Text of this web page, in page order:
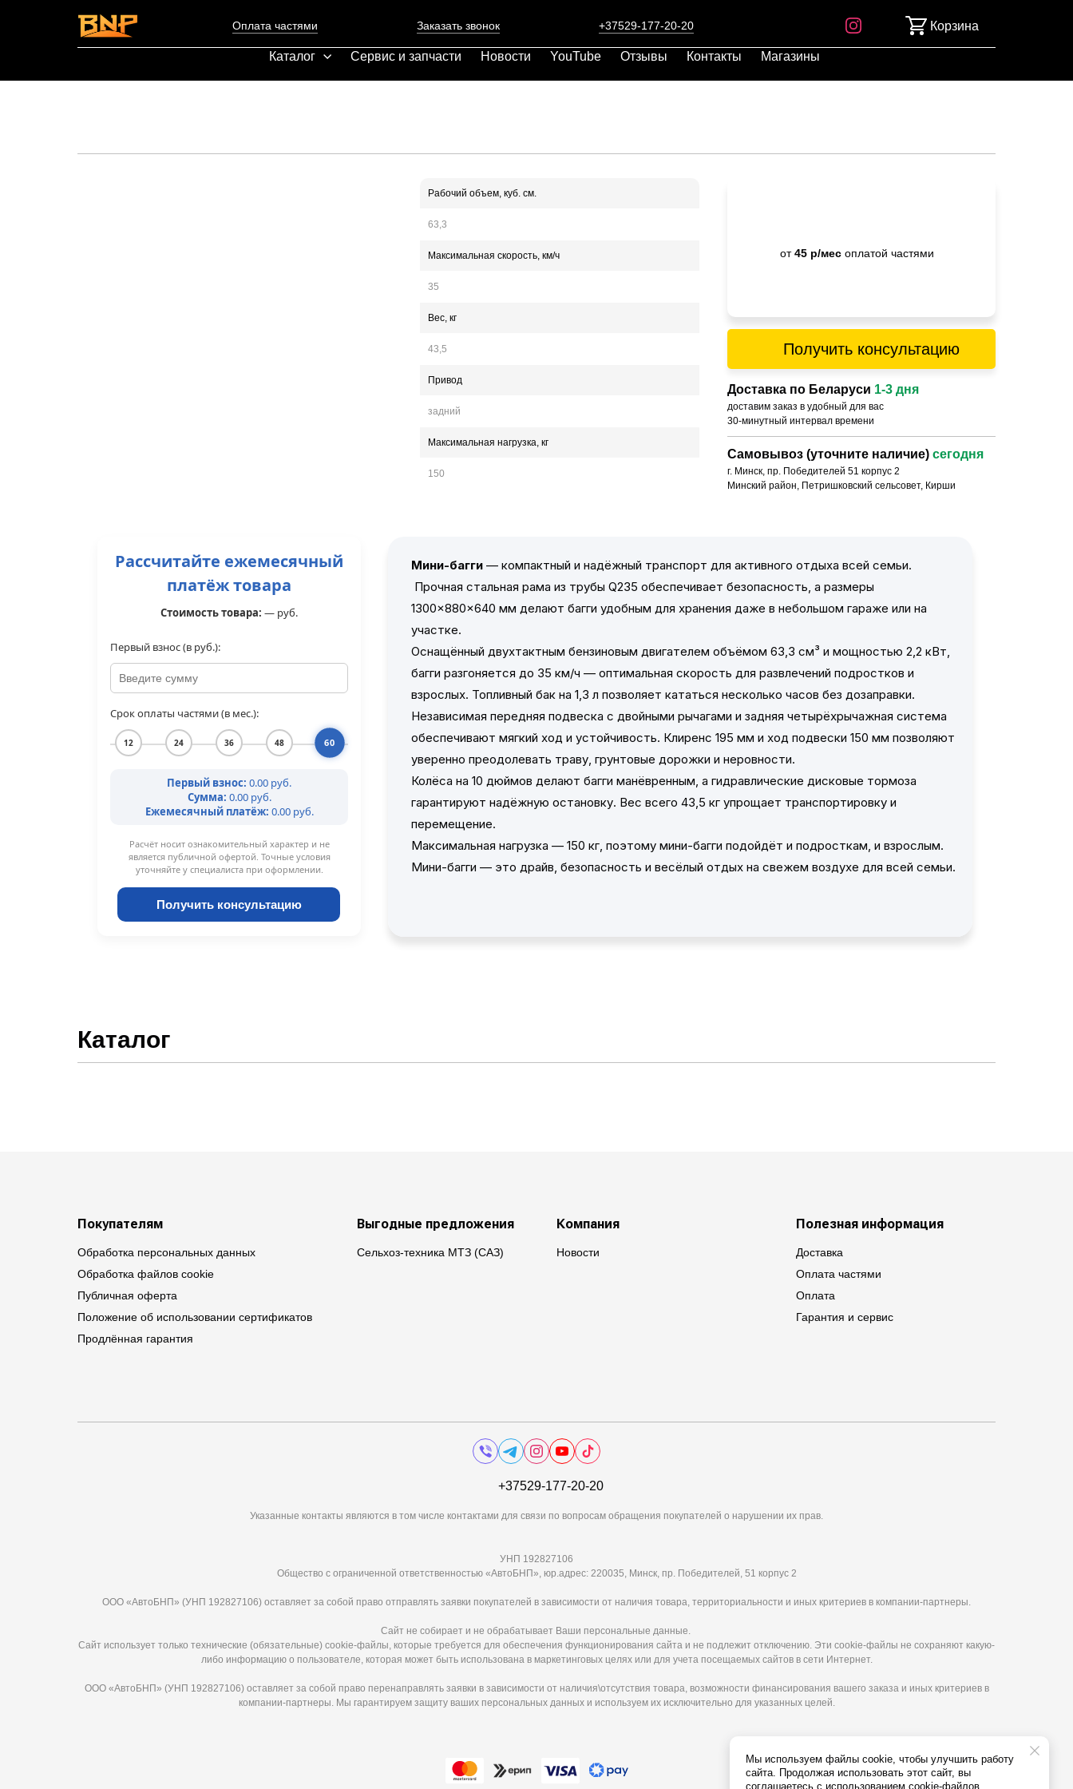
Оплата частями Заказать звонок +37529-177-20-20 Корзина
Каталог Сервис и запчасти Новости YouTube Отзывы Контакты Магазины
Рабочий объем, куб. см.
63,3
Максимальная скорость, км/ч
35
Вес, кг
43,5
Привод
задний
Максимальная нагрузка, кг
150
Получить консультацию
от45 р/мес оплатой частями
г. Минск, пр. Победителей 51 корпус 2
Минский район, Петришковский сельсовет, Кирши
Самовывоз (уточните наличие) сегодня
доставим заказ в удобный для вас
30-минутный интервал времени
Доставка по Беларуси 1-3 дня
Мини-багги — компактный и надёжный транспорт для активного отдыха всей семьи.
Прочная стальная рама из трубы Q235 обеспечивает безопасность, а размеры
1300×880×640 мм делают багги удобным для хранения даже в небольшом гараже или на
участке.
Оснащённый двухтактным бензиновым двигателем объёмом 63,3 см³ и мощностью 2,2 кВт,
багги разгоняется до 35 км/ч — оптимальная скорость для развлечений подростков и
взрослых. Топливный бак на 1,3 л позволяет кататься несколько часов без дозаправки.
Независимая передняя подвеска с двойными рычагами и задняя четырёхрычажная система
обеспечивают мягкий ход и устойчивость. Клиренс 195 мм и ход подвески 150 мм позволяют
уверенно преодолевать траву, грунтовые дорожки и неровности.
Колёса на 10 дюймов делают багги манёвренным, а гидравлические дисковые тормоза
гарантируют надёжную остановку. Вес всего 43,5 кг упрощает транспортировку и
перемещение.
Максимальная нагрузка — 150 кг, поэтому мини-багги подойдёт и подросткам, и взрослым.
Мини-багги — это драйв, безопасность и весёлый отдых на свежем воздухе для всей семьи.
Получить консультацию
Рассчитайте ежемесячный
платёж товара
Стоимость товара: — руб.
Первый взнос (в руб.):
Срок оплаты частями (в мес.):
12 24 36 48 60
Первый взнос: 0.00 руб.
Сумма: 0.00 руб.
Ежемесячный платёж: 0.00 руб.
Расчёт носит ознакомительный характер и не
является публичной офертой. Точные условия
уточняйте у специалиста при оформлении.
Каталог
Покупателям
Обработка персональных данных
Обработка файлов cookie
Публичная оферта
Положение об использовании сертификатов
Продлённая гарантия
Выгодные предложения
Сельхоз-техника МТЗ (САЗ)
Компания
Новости
Полезная информация
Доставка
Оплата частями
Оплата
Гарантия и сервис
+37529-177-20-20
Указанные контакты являются в том числе контактами для связи по вопросам обращения покупателей о нарушении их прав.
УНП 192827106
Общество с ограниченной ответственностью «АвтоБНП», юр.адрес: 220035, Минск, пр. Победителей, 51 корпус 2
ООО «АвтоБНП» (УНП 192827106) оставляет за собой право отправлять заявки покупателей в зависимости от наличия товара, территориальности и иных критериев в компании-партнеры.
Сайт не собирает и не обрабатывает Ваши персональные данные.
Сайт использует только технические (обязательные) cookie-файлы, которые требуется для обеспечения функционирования сайта и не подлежит отключению. Эти сookie-файлы не сохраняют какую-
либо информацию о пользователе, которая может быть использована в маркетинговых целях или для учета посещаемых сайтов в сети Интернет.
ООО «АвтоБНП» (УНП 192827106) оставляет за собой право перенаправлять заявки в зависимости от наличия\отсутствия товара, возможности финансирования вашего заказа и иных критериев в
компании-партнеры. Мы гарантируем защиту ваших персональных данных и используем их исключительно для указанных целей.
Мы используем файлы cookie, чтобы улучшить работу
сайта. Продолжая использовать этот сайт, вы
соглашаетесь с использованием cookie-файлов.